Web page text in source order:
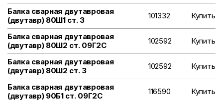
Балка сварная двутавровая
(двутавр) 80Ш1 ст. 3
101332 Купить
Балка сварная двутавровая
(двутавр) 80Ш2 ст. 09Г2С
102592 Купить
Балка сварная двутавровая
(двутавр) 80Ш2 ст. 3
102592 Купить
Балка сварная двутавровая
(двутавр) 90Б1 ст. 09Г2С
116590 Купить